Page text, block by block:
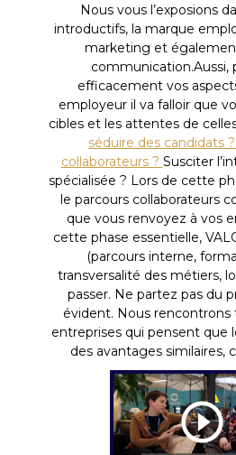
Nous vous l’exposions
introductifs, la marque
marketing et
communication.Aussi,
efficacement vos
employeur il va falloir que
cibles et les attentes de
séduire des candidats
collaborateurs ? Susciter
spécialisée ? Lors de cette
le parcours collaborateurs
que vous renvoyez à vos
cette phase essentielle,
(parcours interne,
transversalité des métiers,
passer. Ne partez pas du
évident. Nous
entreprises qui pensent que
des avantages similaires,